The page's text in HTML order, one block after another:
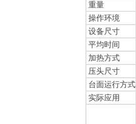
重量
操作环境
设备尺寸
平均时间
加热方式
压头尺寸
台面运行方式
实际应用